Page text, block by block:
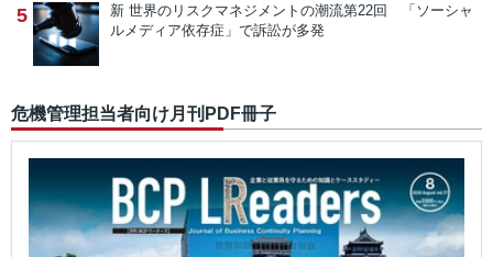
5 新 世界のリスクマネジメントの潮流第22回 「ソーシャ
ルメディア依存症」で訴訟が多発
危機管理担当者向け月刊PDF冊子